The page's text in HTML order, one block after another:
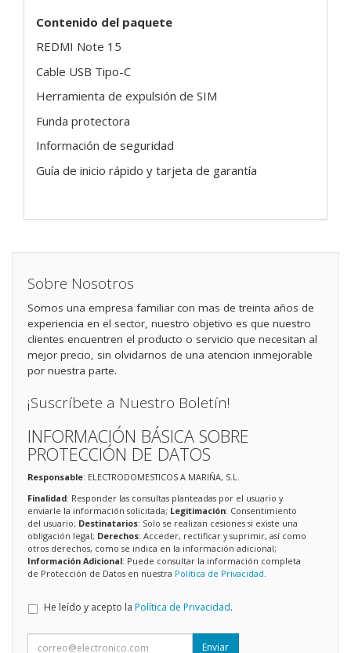
Contenido del paquete
REDMI Note 15
Cable USB Tipo-C
Herramienta de expulsión de SIM
Funda protectora
Información de seguridad
Guía de inicio rápido y tarjeta de garantía
Sobre Nosotros
Somos una empresa familiar con mas de treinta años de
experiencia en el sector, nuestro objetivo es que nuestro
clientes encuentren el producto o servicio que necesitan al
mejor precio, sin olvidarnos de una atencion inmejorable
por nuestra parte.
¡Suscríbete a Nuestro Boletín!
INFORMACIÓN BÁSICA SOBRE
PROTECCIÓN DE DATOS
Responsable: ELECTRODOMESTICOS A MARIÑA, S.L.
Finalidad: Responder las consultas planteadas por el usuario y
enviarle la información solicitada; Legitimación: Consentimiento
del usuario; Destinatarios: Solo se realizan cesiones si existe una
obligación legal; Derechos: Acceder, rectificar y suprimir, así como
otros derechos, como se indica en la información adicional;
Información Adicional: Puede consultar la información completa
de Protección de Datos en nuestra Política de Privacidad
He leído y acepto la Política de Privacidad.
Enviar